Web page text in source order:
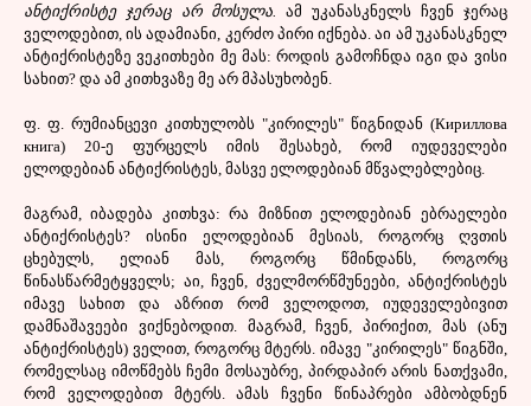
ანტიქრისტე ჯერაც არ მოსულა.ამ უკანასკნელს ჩვენ ჯერაც
ველოდებით, ის ადამიანი, კერძო პირი იქნება. აი ამ უკანასკნელ
ანტიქრისტეზე ვეკითხები მე მას: როდის გამოჩნდა იგი და ვისი
სახით? და ამ კითხვაზე მე არ მპასუხობენ.
ფ. ფ. რუმიანცევი კითხულობს "კირილეს" წიგნიდან (Кириллова
книга) 20-ე ფურცელს იმის შესახებ, რომ იუდეველები
ელოდებიან ანტიქრისტეს, მასვე ელოდებიან მწვალებლებიც.
მაგრამ, იბადება კითხვა: რა მიზნით ელოდებიან ებრაელები
ანტიქრისტეს? ისინი ელოდებიან მესიას, როგორც ღვთის
ცხებულს, ელიან მას, როგორც წმინდანს, როგორც
წინასწარმეტყველს; აი, ჩვენ, ძველმორწმუნეები, ანტიქრისტეს
იმავე სახით და აზრით რომ ველოდოთ, იუდეველებივით
დამნაშავეები ვიქნებოდით. მაგრამ, ჩვენ, პირიქით, მას (ანუ
ანტიქრისტეს) ველით, როგორც მტერს. იმავე "კირილეს" წიგნში,
რომელსაც იმოწმებს ჩემი მოსაუბრე, პირდაპირ არის ნათქვამი,
რომ ველოდებით მტერს. ამას ჩვენი წინაპრები ამბობდნენ